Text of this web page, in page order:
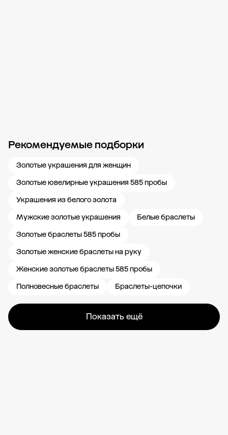
Рекомендуемые подборки
Золотые украшения для женщин
Золотые ювелирные украшения 585 пробы
Украшения из белого золота
Мужские золотые украшения
Белые браслеты
Золотые браслеты 585 пробы
Золотые женские браслеты на руку
Женские золотые браслеты 585 пробы
Полновесные браслеты
Браслеты-цепочки
Показать ещё
Новости компании Журнал ЗОЛОТОЙ Блог